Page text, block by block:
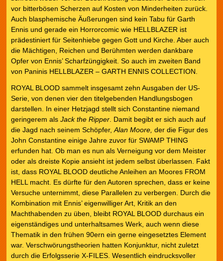
vor bitterbösen Scherzen auf Kosten von Minderheiten zurück.
Auch blasphemische Äußerungen sind kein Tabu für Garth
Ennis und gerade ein Horrorcomic wie HELLBLAZER ist
prädestiniert für Seitenhiebe gegen Gott und Kirche. Aber auch
die Mächtigen, Reichen und Berühmten werden dankbare
Opfer von Ennis’ Scharfzüngigkeit. So auch im zweiten Band
von Paninis HELLBLAZER – GARTH ENNIS COLLECTION.
ROYAL BLOOD sammelt insgesamt zehn Ausgaben der US-
Serie, von denen vier den titelgebenden Handlungsbogen
darstellen. In einer Hetzjagd stellt sich Constantine niemand
geringerem als Jack the Ripper. Damit begibt er sich auch auf
die Jagd nach seinem Schöpfer, Alan Moore, der die Figur des
John Constantine einige Jahre zuvor für SWAMP THING
erfunden hat. Ob man es nun als Verneigung vor dem Meister
oder als dreiste Kopie ansieht ist jedem selbst überlassen. Fakt
ist, dass ROYAL BLOOD deutliche Anleihen an Moores FROM
HELL macht. Es dürfte für den Autoren sprechen, dass er keine
Versuche unternimmt, diese Parallelen zu verbergen. Durch die
Kombination mit Ennis’ eigenwilliger Art, Kritik an den
Machthabenden zu üben, bleibt ROYAL BLOOD durchaus ein
eigenständiges und unterhaltsames Werk, auch wenn diese
Thematik in den frühen 90ern ein gerne eingesetztes Element
war. Verschwörungstheorien hatten Konjunktur, nicht zuletzt
durch die Erfolgsserie X-FILES. Wesentlich eindrucksvoller